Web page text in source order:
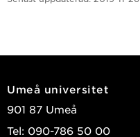
Umeå universitet
901 87 Umeå
Tel: 090-786 50 00